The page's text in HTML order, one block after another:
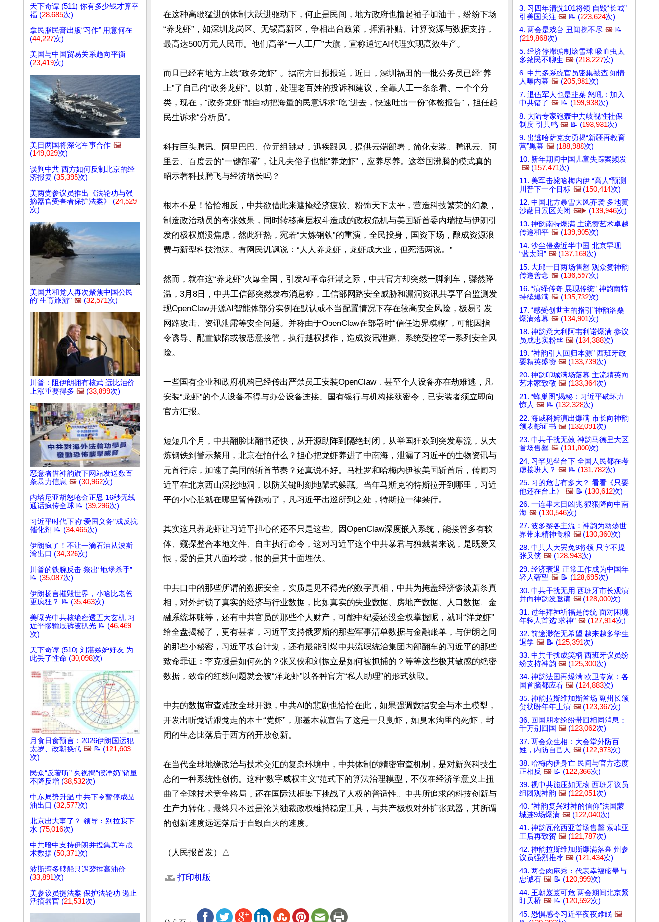
天下奇谭 (511) 你有多少钱才算幸
福 (28,685次)
拿民脂民膏出版“习作” 用意何在
(44,227次)
美国与中国贸易关系趋向平衡
(23,419次)
美日两国将深化军事合作 🖼️
(149,029次)
误判中共 西方如何反制北京的经
济报复 (35,395次)
美两党参议员推出《法轮功与强
摘器官受害者保护法案》 (24,529
次)
美国共和党人再次聚焦中国公民
的“生育旅游” 🖼️ (32,571次)
川普：阻伊朗拥有核武 远比油价
上涨重要得多 🖼️ (33,899次)
恶意者借神韵旗下网站发送数百
条暴力信息 🖼️ (30,962次)
内塔尼亚胡怒呛金正恩 16秒无线
通话疯传全球 📝 (39,296次)
习近平时代下的“爱国义务”成反抗
催化剂 📝 (34,465次)
伊朗疯了！不让一滴石油从波斯
湾出口 (34,326次)
川普的铁腕反击 祭出“地堡杀手”
📝 (35,087次)
伊朗扬言摧毁世界，小哈比老爸
更疯狂？ 📝 (35,463次)
美曝光中共核绝密透五大玄机 习
近平惨输底裤被扒光 📝 (46,469
次)
天下奇谭 (510) 刘湛嫉妒好友 为
此丢了性命 (30,098次)
月食日食预言：2026伊朗国运犯
太岁、改朝换代 🖼️ 📝 (121,603
次)
民众“反著听” 央视揭“假洋奶”销量
不降反增 (38,532次)
中东局势升温 中共下令暂停成品
油出口 (32,577次)
北京出大事了？ 领导：别拉我下
水 (75,016次)
中共暗中支持伊朗并搜集美军战
术数据 (50,371次)
波斯湾多艘船只遇袭推高油价
(33,891次)
美参议员提法案 保护法轮功 遏止
活摘器官 (21,531次)
在这种高歌猛进的体制大跃进驱动下，何止是民间，地方政府也撸起袖子加油干，纷纷下场
“养龙虾”，如深圳龙岗区、无锡高新区，争相出台政策，挥洒补贴、计算资源与数据支持，
最高达500万元人民币。他们高举“一人工厂”大旗，宣称通过AI代理实现高效生产。
而且已经有地方上线“政务龙虾” 。据南方日报报道，近日，深圳福田的一批公务员已经“养
上”了自己的“政务龙虾”。以前，处理老百姓的投诉和建议，全靠人工一条条看、一个个分
类，现在，“政务龙虾”能自动把海量的民意诉求“吃”进去，快速吐出一份“体检报告”，担任起
民生诉求“分析员”。
科技巨头腾讯、阿里巴巴、位元组跳动，迅疾跟风，提供云端部署，简化安装。腾讯云、阿
里云、百度云的“一键部署”，让凡夫俗子也能“养龙虾”，应养尽养。这举国沸腾的糢式真的
昭示著科技腾飞与经济增长吗？
根本不是！恰恰相反，中共欲借此来遮掩经济疲软、粉饰天下太平，营造科技繁荣的幻象，
制造政治动员的夸张效果，同时转移高层权斗造成的政权危机与美国斩首委内瑞拉与伊朗引
发的极权崩溃焦虑，然此狂热，宛若“大炼钢铁”的重演，全民投身，国资下场，酿成资源浪
费与新型科技泡沫。有网民讥讽说：“人人养龙虾，龙虾成大业，但死活两说。”
然而，就在这“养龙虾”火爆全国，引发AI革命狂潮之际，中共官方却突然一脚刹车，骤然降
温，3月8日，中共工信部突然发布消息称，工信部网路安全威胁和漏洞资讯共享平台监测发
现OpenClaw开源AI智能体部分实例在默认或不当配置情况下存在较高安全风险，极易引发
网路攻击、资讯泄露等安全问题。并称由于OpenClaw在部署时“信任边界糢糊”，可能因指
令诱导、配置缺陷或被恶意接管，执行越权操作，造成资讯泄露、系统受控等一系列安全风
险。
一些国有企业和政府机构已经传出严禁员工安装OpenClaw，甚至个人设备亦在劫难逃，凡
安装“龙虾”的个人设备不得与办公设备连接。国有银行与机构接获密令，已安装者须立即向
官方汇报。
短短几个月，中共翻脸比翻书还快，从开源助阵到隔绝封闭，从举国狂欢到突发寒流，从大
炼钢铁到警示禁用，北京在怕什么？担心把龙虾养进了中南海，泄漏了习近平的生物资讯与
元首行踪，加速了美国的斩首节奏？还真说不好。马杜罗和哈梅内伊被美国斩首后，传闻习
近平在北京西山深挖地洞，以防关键时刻地鼠式躲藏。当年马斯克的特斯拉开到哪里，习近
平的小心脏就在哪里暂停跳动了，凡习近平出巡所到之处，特斯拉一律禁行。
其实这只养龙虾让习近平担心的还不只是这些。因OpenClaw深度嵌入系统，能接管多有软
体、窥探整合本地文件、自主执行命令，这对习近平这个中共暴君与独裁者来说，是既爱又
恨，爱的是其八面玲珑，恨的是其十面埋伏。
中共口中的那些所谓的数据安全，实质是见不得光的数字真相，中共为掩盖经济惨淡萧条真
相，对外封锁了真实的经济与行业数据，比如真实的失业数据、房地产数据、人口数据、金
融系统坏账等，还有中共官员的那些个人财产，可能中纪委还没全权掌握呢，就叫“洋龙虾”
给全盘揭秘了，更有甚者，习近平支持俄罗斯的那些军事清单数据与金融账单，与伊朗之间
的那些小秘密，习近平攻台计划，还有最能引爆中共流氓统治集团内部翻车的习近平的那些
致命罪证：李克强是如何死的？张又侠和刘振立是如何被抓捕的？等等这些极其敏感的绝密
数据，致命的红线问题就会被“洋龙虾”以各种官方“私人助理”的形式获取。
中共的数据审查难敌全球开源，中共AI的悲剧也恰恰在此，如果强调数据安全与本土糢型，
开发出听党话跟党走的本土“党虾”，那基本就宣告了这是一只臭虾，如臭水沟里的死虾，封
闭的生态比落后于西方的开放创新。
在当代全球地缘政治与技术交汇的复杂环境中，中共体制的精密审查机制，是对新兴科技生
态的一种系统性创伤。这种“数字威权主义”范式下的算法治理糢型，不仅在经济学意义上扭
曲了全球技术竞争格局，还在国际法框架下挑战了人权的普适性。中共所追求的科技创新与
生产力转化，最终只不过是沦为独裁政权维持稳定工具，与共产极权对外扩张武器，其所谓
的创新速度远远落后于自毁自灭的速度。
（人民报首发）△
打印机版
3. 习四年清洗101将领 自毁“长城”
引美国关注 🖼️ 📝 (223,624次)
4. 两会是戏台 丑闻挖不尽 🖼️ 📝
(219,868次)
5. 经济停滞编制滚雪球 吸血虫太
多致民不聊生 🖼️ (218,227次)
6. 中共多系统官员密集被查 知情
人曝内幕 🖼️ (205,981次)
7. 退伍军人也是韭菜 怒吼：加入
中共错了 🖼️ 📝 (199,938次)
8. 大陆专家砲轰中共歧视性社保
制度 引共鸣 🖼️ 📝 (193,931次)
9. 出逃哈萨克女勇揭“新疆再教育
营”黑幕 🖼️ (188,988次)
10. 新年期间中国儿童失踪案频发
🖼️ (157,471次)
11. 美军击毙哈梅内伊 “高人”预测
川普下一个目标 🖼️ (150,414次)
12. 中国北方暴雪大风齐袭 多地黄
沙蔽日景区关闭 🖼️▶️ (139,946次)
13. 神韵南特爆满 主流赞艺术卓越
传递和平 🖼️ (139,905次)
14. 沙尘侵袭近半中国 北京罕现
“蓝太阳” 🖼️ (137,169次)
15. 大邱一日两场售罄 观众赞神韵
传递善念 🖼️ (136,597次)
16. “演绎传奇 展现传统” 神韵南特
持续爆满 🖼️ (135,732次)
17. “感受创世主的指引”神韵洛桑
爆满落幕 🖼️ (134,901次)
18. 神韵意大利阿韦利诺爆满 参议
员成忠实粉丝 🖼️ (134,388次)
19. “神韵引人回归本源” 西班牙政
要精英盛赞 🖼️ (133,739次)
20. 神韵印城满场落幕 主流精英向
艺术家致敬 🖼️ (133,364次)
21. “蜂巢图”揭秘：习近平破坏力
惊人 🖼️ 📝 (132,328次)
22. 海威科姆演出爆满 市长向神韵
颁表彰证书 🖼️ (132,091次)
23. 中共干扰无效 神韵马德里大区
首场售罄 🖼️ (131,800次)
24. 习罕见坐台下 全国人民都在考
虑接班人？ 🖼️ 📝 (131,782次)
25. 习的危害有多大？ 看看《只要
他还在台上》
🖼️ 📝 (130,612次)
26. 一连串末日凶兆 狠狠降向中南
海 🖼️ (130,546次)
27. 波多黎各主流：神韵为动荡世
界带来精神食粮 🖼️ (130,360次)
28. 中共人大罢免9将领 只字不提
张又侠 🖼️ (128,943次)
29. 经济衰退 正常工作成为中国年
轻人奢望 🖼️ 📝 (128,695次)
30. 中共干扰无用 西班牙市长观演
并向神韵发邀请 🖼️ (128,000次)
31. 过年拜神祈福是传统 面对困境
年轻人首选“求神” 🖼️ (127,914次)
32. 前途渺茫无希望 越来越多学生
退学 🖼️ 📝 (125,391次)
33. 中共干扰成笑柄 西班牙议员纷
纷支持神韵 🖼️ (125,300次)
34. 神韵法国再爆满 欧卫专家：各
国首脑都应看 🖼️ (124,883次)
35. 神韵拉斯维加斯首场 副州长颁
贺状盼年年上演 🖼️ (123,367次)
36. 回国朋友纷纷带回相同消息：
千万别回国 🖼️ (123,062次)
37. 两会众生相：大会堂外防百
姓，内防自己人 🖼️ (122,973次)
38. 哈梅内伊身亡 民间与官方态度
正相反 🖼️ 📝 (122,366次)
39. 视中共施压如无物 西班牙议员
组团观神韵 🖼️ (122,051次)
40. “神韵复兴对神的信仰”法国蒙
城连9场爆满 🖼️ (122,040次)
41. 神韵瓦伦西亚首场售罄 索菲亚
王后再致贺 🖼️ (121,787次)
42. 神韵拉斯维加斯爆满落幕 州参
议员强烈推荐 🖼️ (121,434次)
43. 两会肉麻秀：代表幸福眩晕与
忠诚石 🖼️ 📝 (120,999次)
44. 王朝岌岌可危 两会期间北京紧
盯天桥 🖼️ 📝 (120,592次)
45. 恐惧感令习近平夜夜难眠 🖼️